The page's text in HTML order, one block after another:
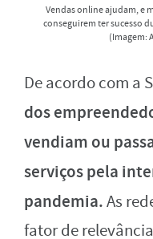
Vendas online ajudam, e
conseguirem ter sucesso
(Imagem:
De acordo com a
dos
vendiam ou
serviços pela
pandemia.As
fator de